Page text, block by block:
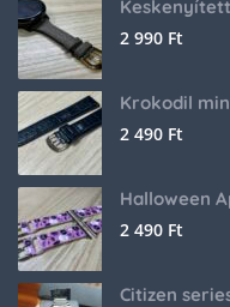
2 990 Ft
2 490 Ft
2 490 Ft